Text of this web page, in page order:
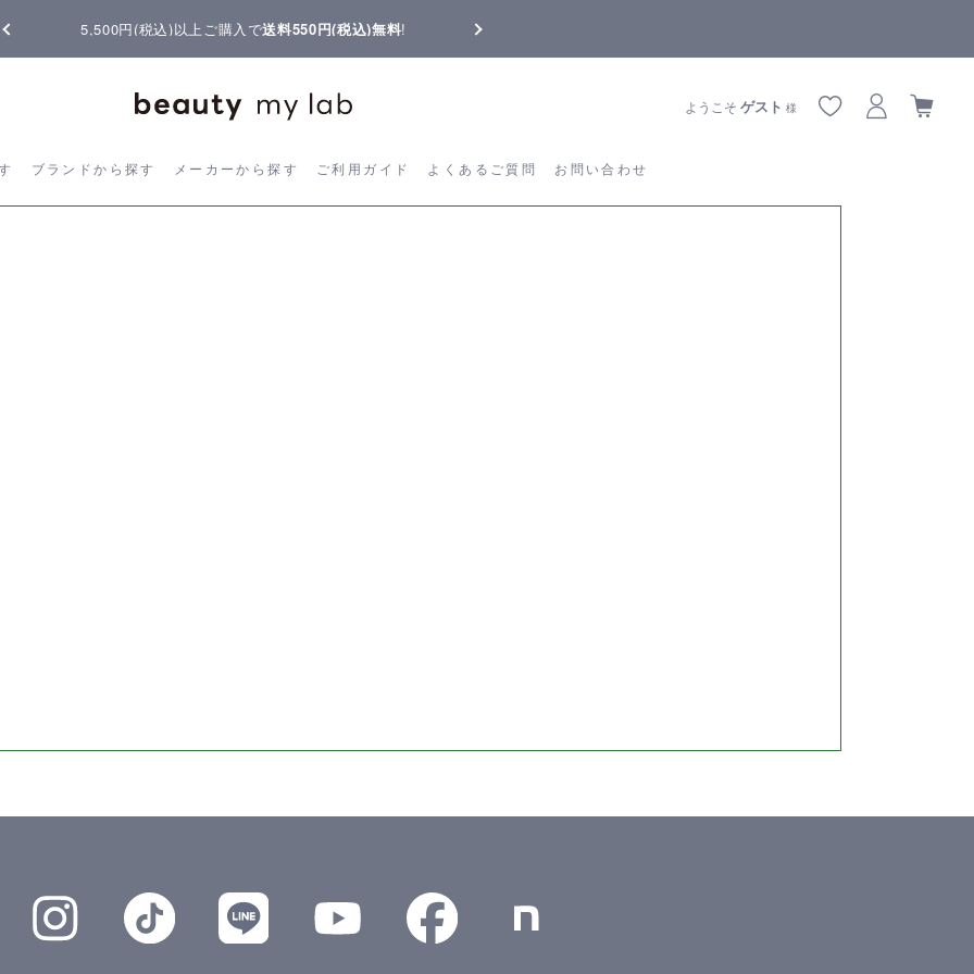
5,500円(税込)以上ご購入で送料550円(税込)無料!
ブランドから探す メーカーから探す ご利用ガイド よくあるご質問 お問い合わせ
ようこそゲスト 様
す ブランドから探す メーカーから探す ご利用ガイド よくあるご質問